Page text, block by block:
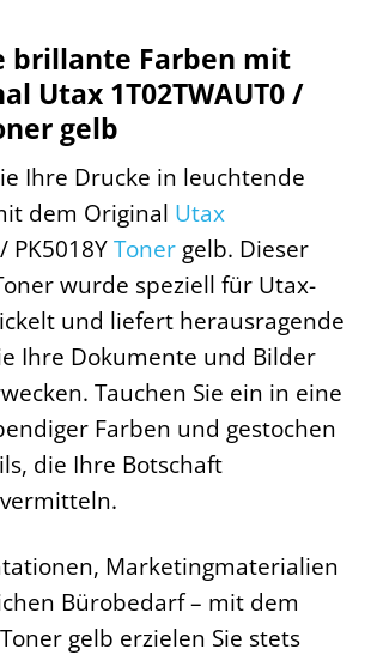
brillante Farben mit
Utax 1T02TWAUT0 /
gelb
Ihre Drucke in leuchtende
dem Original Utax
PK5018YToner gelb. Dieser
wurde speziell für Utax-
und liefert herausragende
Ihre Dokumente und Bilder
Tauchen Sie ein in eine
Farben und gestochen
die Ihre Botschaft
Marketingmaterialien
Bürobedarf – mit dem
gelb erzielen Sie stets